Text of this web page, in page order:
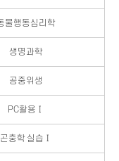
물행동심리학
생명과학
공중위생
PC활용Ⅰ
곤충학 실습Ⅰ